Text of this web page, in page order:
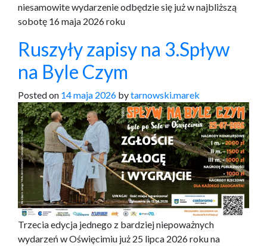
niesamowite wydarzenie odbędzie się już w najbliższą
sobotę 16 maja 2026 roku
Ruszyły zapisy na 3.Spływ
na Byle Czym
Posted on 14 maja 2026 bytarnowski.marek
Trzecia edycja jednego z bardziej niepoważnych
wydarzeń w Oświęcimiu już 25 lipca 2026 roku na